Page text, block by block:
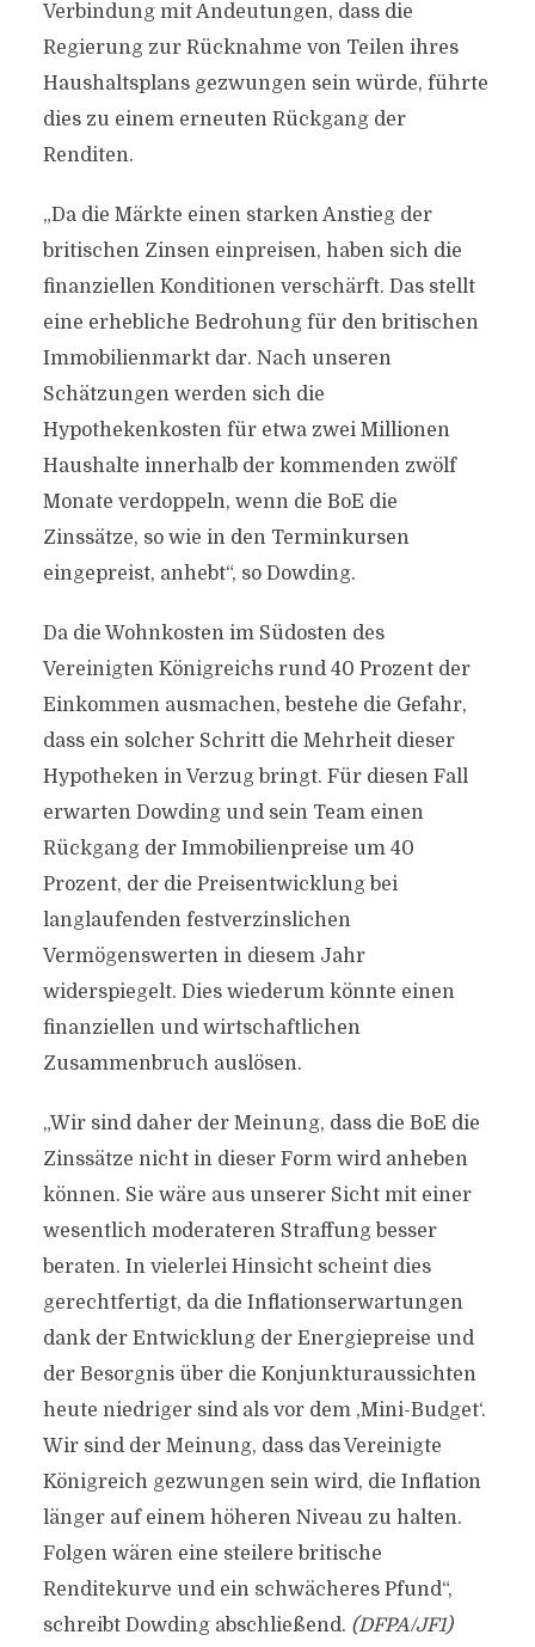
Verbindung mit Andeutungen, dass die
Regierung zur Rücknahme von Teilen ihres
Haushaltsplans gezwungen sein würde, führte
dies zu einem erneuten Rückgang der
Renditen.
„Da die Märkte einen starken Anstieg der
britischen Zinsen einpreisen, haben sich die
finanziellen Konditionen verschärft. Das stellt
eine erhebliche Bedrohung für den britischen
Immobilienmarkt dar. Nach unseren
Schätzungen werden sich die
Hypothekenkosten für etwa zwei Millionen
Haushalte innerhalb der kommenden zwölf
Monate verdoppeln, wenn die BoE die
Zinssätze, so wie in den Terminkursen
eingepreist, anhebt“, so Dowding.
Da die Wohnkosten im Südosten des
Vereinigten Königreichs rund 40 Prozent der
Einkommen ausmachen, bestehe die Gefahr,
dass ein solcher Schritt die Mehrheit dieser
Hypotheken in Verzug bringt. Für diesen Fall
erwarten Dowding und sein Team einen
Rückgang der Immobilienpreise um 40
Prozent, der die Preisentwicklung bei
langlaufenden festverzinslichen
Vermögenswerten in diesem Jahr
widerspiegelt. Dies wiederum könnte einen
finanziellen und wirtschaftlichen
Zusammenbruch auslösen.
„Wir sind daher der Meinung, dass die BoE die
Zinssätze nicht in dieser Form wird anheben
können. Sie wäre aus unserer Sicht mit einer
wesentlich moderateren Straffung besser
beraten. In vielerlei Hinsicht scheint dies
gerechtfertigt, da die Inflationserwartungen
dank der Entwicklung der Energiepreise und
der Besorgnis über die Konjunkturaussichten
heute niedriger sind als vor dem ‚Mini-Budget‘.
Wir sind der Meinung, dass das Vereinigte
Königreich gezwungen sein wird, die Inflation
länger auf einem höheren Niveau zu halten.
Folgen wären eine steilere britische
Renditekurve und ein schwächeres Pfund“,
schreibt Dowding abschließend. (DFPA/JF1)